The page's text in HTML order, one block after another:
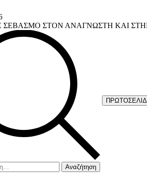
ΣΕΒΑΣΜΟ ΣΤΟΝ ΑΝΑΓΝΩΣΤΗ ΚΑΙ